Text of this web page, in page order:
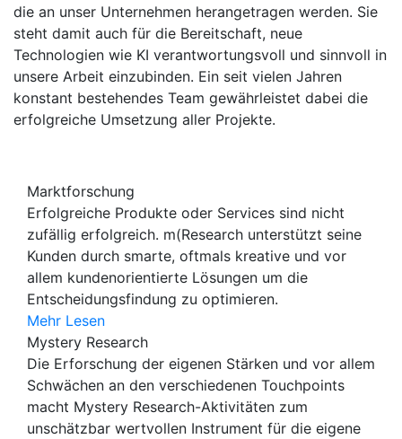
die an unser Unternehmen herangetragen werden. Sie
steht damit auch für die Bereitschaft, neue
Technologien wie KI verantwortungsvoll und sinnvoll in
unsere Arbeit einzubinden. Ein seit vielen Jahren
konstant bestehendes Team gewährleistet dabei die
erfolgreiche Umsetzung aller Projekte.
Marktforschung
Erfolgreiche Produkte oder Services sind nicht
zufällig erfolgreich. m(Research unterstützt seine
Kunden durch smarte, oftmals kreative und vor
allem kundenorientierte Lösungen um die
Entscheidungsfindung zu optimieren.
Mehr Lesen
Mystery Research
Die Erforschung der eigenen Stärken und vor allem
Schwächen an den verschiedenen Touchpoints
macht Mystery Research-Aktivitäten zum
unschätzbar wertvollen Instrument für die eigene